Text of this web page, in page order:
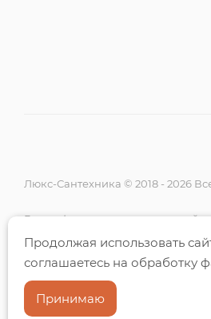
Люкс-Сантехника © 2018 - 2026
Вся информация на данном
и ни при каких условиях не
положениями Статьи 437 (2) ГК РФ.
Продолжая использовать
соглашаетесь на обработку
Принимаю